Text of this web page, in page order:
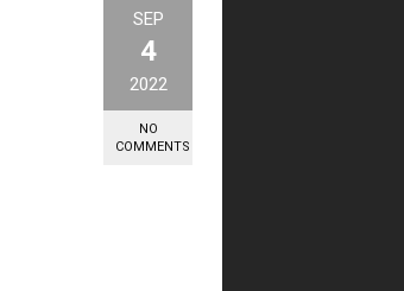
SEP
4
2022
NO
COMMENTS